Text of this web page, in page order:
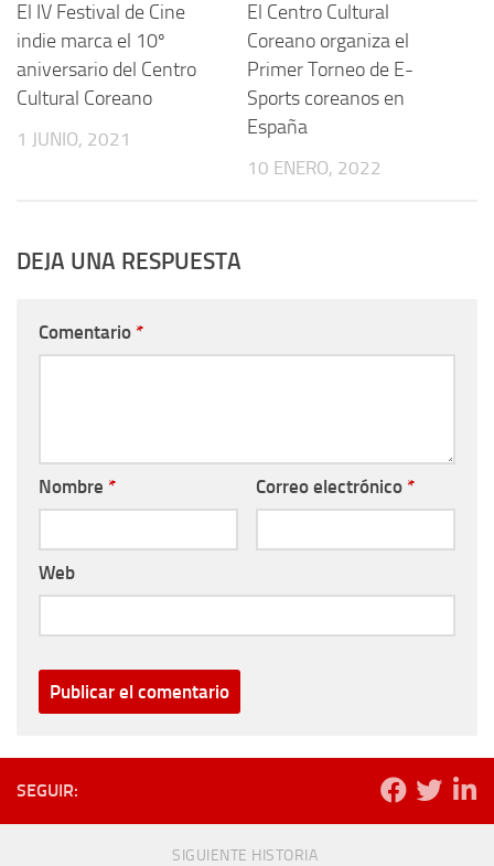
El IV Festival de Cine
indie marca el 10º
aniversario del Centro
Cultural Coreano
1 JUNIO, 2021
El Centro Cultural
Coreano organiza el
Primer Torneo de E-
Sports coreanos en
España
10 ENERO, 2022
DEJA UNA RESPUESTA
Comentario *
Nombre * Correo electrónico *
Web
SEGUIR:
SIGUIENTE HISTORIA